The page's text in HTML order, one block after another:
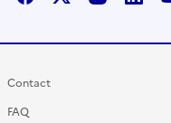
Contact
FAQ